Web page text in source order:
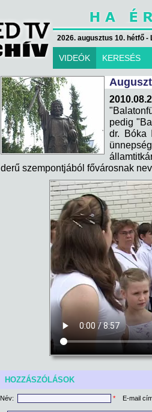
2026. augusztus 10. hétfő -
VIDEÓK KERESÉS
pedig
dr. Bóka
derű szempontjából fővárosnak
HOZZÁSZÓLÁSOK
Név: * E-mail